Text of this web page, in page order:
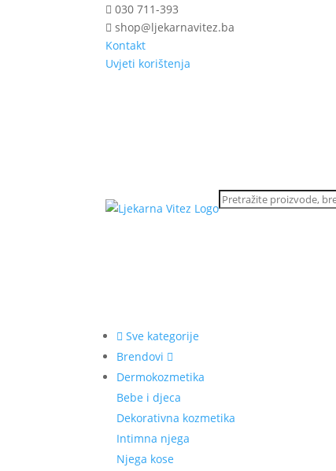
030 711-393
shop@ljekarnavitez.ba
Kontakt
Uvjeti korištenja
Sve kategorije
Brendovi
Dermokozmetika
Bebe i djeca
Dekorativna kozmetika
Intimna njega
Njega kose